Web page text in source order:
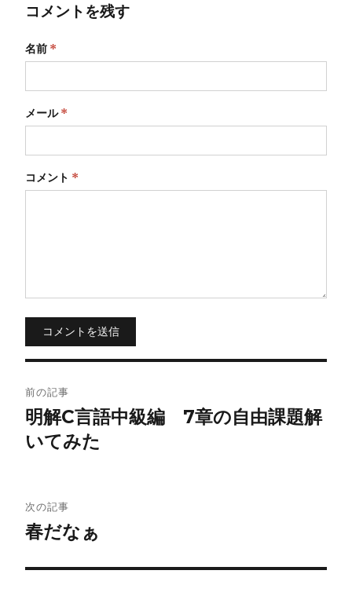
コメントを残す
名前 *
メール*
コメント *
コメントを送信
稿
ナ
ゲ
ー
シ
前の記事
明解C言語中級編 7章の自由課題解
いてみた
次の記事
春だなぁ